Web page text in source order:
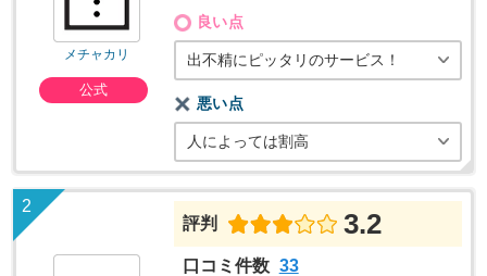
メチャカリ
公式
良い点
出不精にピッタリのサービス！
悪い点
人によっては割高
評判 3.2
口コミ件数 33